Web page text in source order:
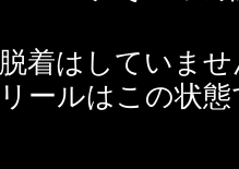
脱着はしていませ
リールはこの状